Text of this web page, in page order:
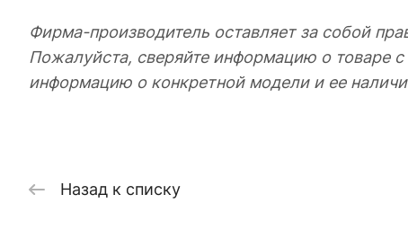
Фирма-производитель оставляет за собой
Пожалуйста, сверяйте информацию о товаре
информацию о конкретной модели и ее
Назад к списку